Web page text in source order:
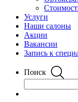
Услуги
Наши салоны
Акции
Вакансии
Запись к
Поиск